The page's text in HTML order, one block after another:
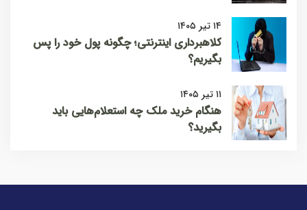
۱۴ تیر ۱۴۰۵
کلاهبرداری اینترنتی؛ چگونه پول خود را پس
بگیریم؟
۱۱ تیر ۱۴۰۵
هنگام خرید ملک چه استعلام‌هایی باید
بگیرید؟